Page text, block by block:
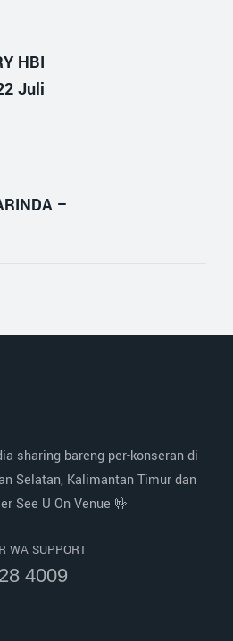
HBI
Juli
–
sharing bareng per-konseran di
Selatan, Kalimantan Timur dan
See U On Venue 🤟
WA SUPPORT
4009